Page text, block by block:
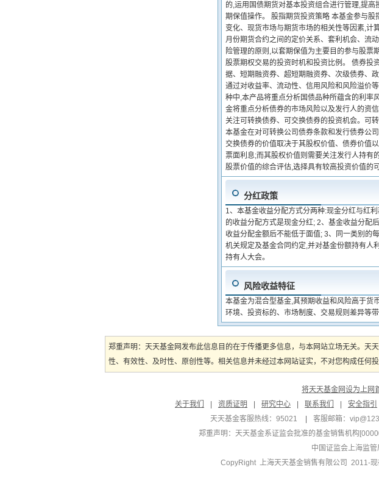
的,运用国债期货对基本投资组合进行管理,提
期保值操作。 股指期货投资策略 本基金参与
变化、现货市场与期货市场的相关性等因素,计
月份期货合约之间的定价关系、套利机会、流
险管理的原则,以套期保值为主要目的参与股
股票期权交易的投资时机和投资比例。 债券投
据、短期融资券、超短期融资券、次级债券、
通过对收益率、流动性、信用风险和风险溢价
种中,本产品将重点分析国债品种所蕴含的利率
金将重点分析债券的市场风险以及发行人的资
关注可转换债券、可交换债券的投资机会。可
本基金在对可转换公司债券条款和发行债券公
交换债券的价值取决于其股权价值、债券价值
票面利息;而其股权价值则需要关注发行人持有
股票价值的综合评估,选择具有较高投资价值的
分红政策
1、本基金收益分配方式分两种:现金分红与红
的收益分配方式是现金分红; 2、基金收益分配
收益分配金额后不能低于面值; 3、同一类别的
机关规定及基金合同约定,并对基金份额持有人
持有人大会。
风险收益特征
本基金为混合型基金,其预期收益和风险高于货
环境、投资标的、市场制度、交易规则差异等带
郑重声明：天天基金网发布此信息目的在于传播更多信息，与本网站立场无关。
性、有效性、及时性、原创性等。相关信息并未经过本网站证实，不对您构成任何
将天天基金网设为上网
关于我们
资质证明 研究中心 联系我们 安全指引
天天基金客服热线：95021
客服邮箱：
郑重声明： 天天基金系证监会批准的基金销售机构
中国证监会上海监管
CopyRight 上海天天基金销售有限公司 2011-